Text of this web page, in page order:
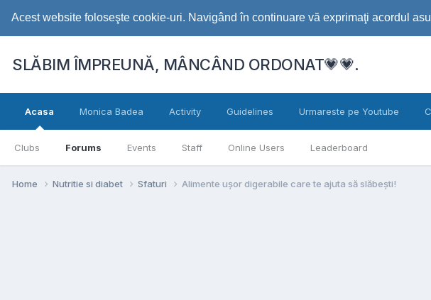
Acest website foloseşte cookie-uri. Navigând în continuare vă exprimaţi acordul
SLĂBIM ÎMPREUNĂ, MÂNCÂND ORDONAT💗💗.
Acasa
Clubs Forums Events Staff Online Users Leaderboard
Monica Badea Activity Guidelines Urmareste pe Youtube
Home Nutritie si diabet Sfaturi Alimente ușor digerabile care te ajuta să slăbești!